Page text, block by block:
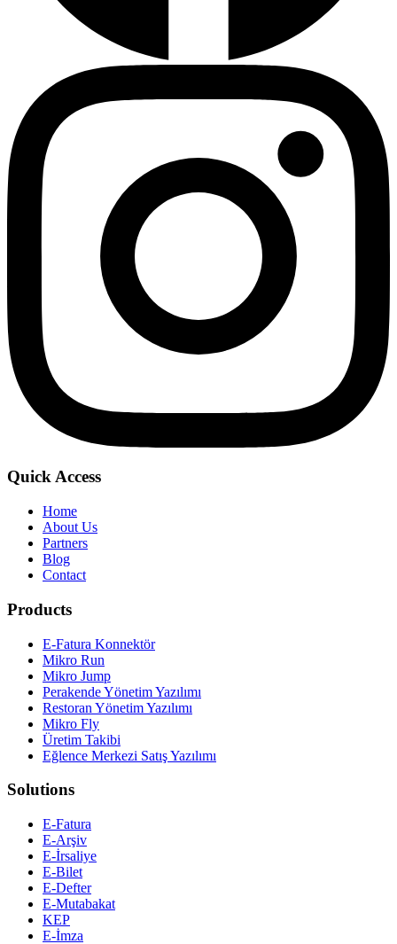
Quick Access
Home
About Us
Partners
Blog
Contact
Products
E-Fatura Konnektör
Mikro Run
Mikro Jump
Perakende Yönetim Yazılımı
Restoran Yönetim Yazılımı
Mikro Fly
Üretim Takibi
Eğlence Merkezi Satış Yazılımı
Solutions
E-Fatura
E-Arşiv
E-İrsaliye
E-Bilet
E-Defter
E-Mutabakat
KEP
E-İmza